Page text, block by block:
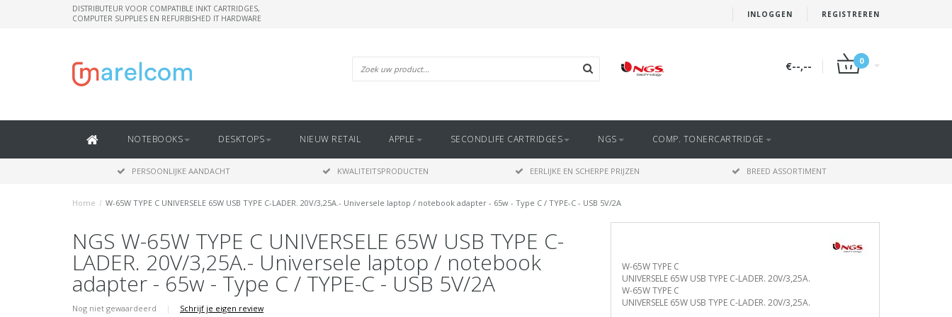
INLOGGEN REGISTREREN
DISTRIBUTEUR VOOR COMPATIBLE INKT CARTRIDGES,
COMPUTER SUPPLIES EN REFURBISHED IT HARDWARE
€--,-- 0
NOTEBOOKS DESKTOPS NIEUW RETAIL APPLE SECONDLIFE CARTRIDGES NGS COMP. TONERCARTRIDGE
PERSOONLIJKE AANDACHT KWALITEITSPRODUCTEN EERLIJKE EN SCHERPE PRIJZEN BREED ASSORTIMENT
Home / W-65W TYPE C UNIVERSELE 65W USB TYPE C-LADER. 20V/3,25A.- Universele laptop / notebook adapter - 65w - Type C / TYPE-C - USB 5V/2A
NGS W-65W TYPE C UNIVERSELE 65W USB TYPE C-
LADER. 20V/3,25A.- Universele laptop / notebook
adapter - 65w - Type C / TYPE-C - USB 5V/2A
Nog niet gewaardeerd | Schrijf je eigen review
W-65W TYPE C
UNIVERSELE 65W USB TYPE C-LADER. 20V/3,25A.
W-65W TYPE C
UNIVERSELE 65W USB TYPE C-LADER. 20V/3,25A.